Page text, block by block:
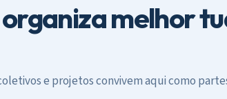
melhor
e projetos convivem aqui como